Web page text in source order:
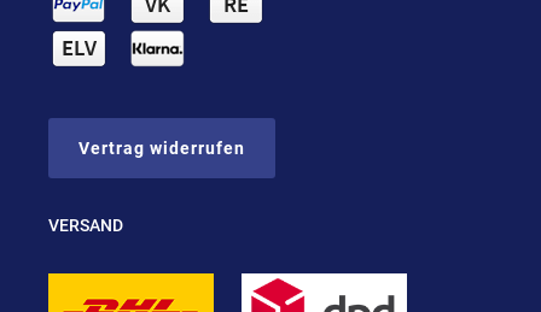
Vertrag widerrufen
VERSAND